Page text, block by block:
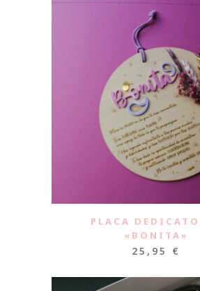
PLACA
«BONITA»
25,95 €